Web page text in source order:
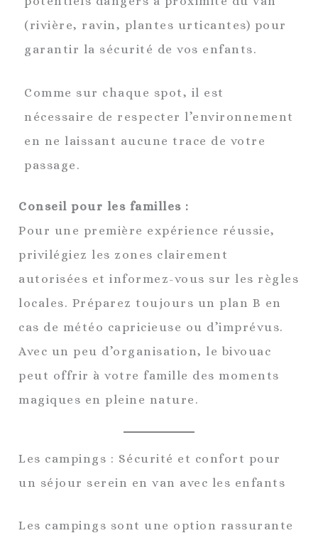
(rivière, ravin, plantes urticantes) pour
garantir la sécurité de vos enfants.
Comme sur chaque spot, il est
nécessaire de respecter l’environnement
en ne laissant aucune trace de votre
passage.
Conseil pour les familles :
Pour une première expérience réussie,
privilégiez les zones clairement
autorisées et informez-vous sur les règles
locales. Préparez toujours un plan B en
cas de météo capricieuse ou d’imprévus.
Avec un peu d’organisation, le bivouac
peut offrir à votre famille des moments
magiques en pleine nature.
Les campings : Sécurité et confort pour
un séjour serein en van avec les enfants
Les campings sont une option rassurante